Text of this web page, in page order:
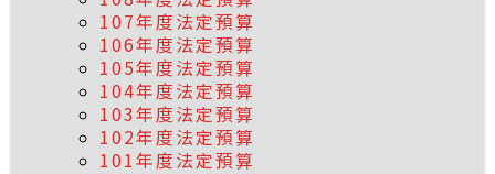
107年度法定預算
106年度法定預算
105年度法定預算
104年度法定預算
103年度法定預算
102年度法定預算
101年度法定預算